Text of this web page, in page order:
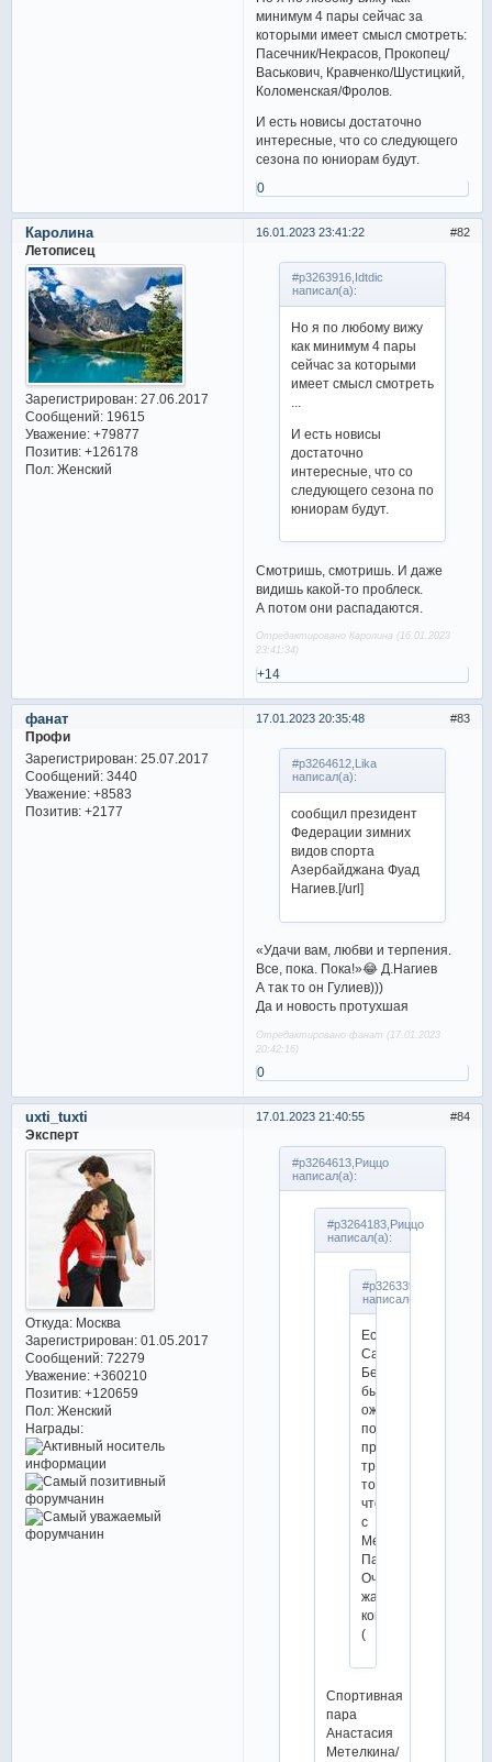
минимум 4 пары сейчас за
которыми имеет смысл смотреть:
Пасечник/Некрасов, Прокопец/
Васькович, Кравченко/Шустицкий,
Коломенская/Фролов.
И есть новисы достаточно
интересные, что со следующего
сезона по юниорам будут.
0
82
16.01.2023 23:41:22
Каролина
Летописец
Зарегистрирован: 27.06.2017
Сообщений:19615
Уважение: +79877
Позитив: +126178
Пол:Женский
#p3263916,Idtdic
написал(а):
Но я по любому вижу
как минимум 4 пары
сейчас за которыми
имеет смысл смотреть
И есть новисы
достаточно
интересные, что со
следующего сезона по
юниорам будут.
Смотришь, смотришь. И даже
видишь какой-то проблеск.
А потом они распадаются.
Отредактировано Каролина (16.01.2023
23:41:34)
+14
83
17.01.2023 20:35:48
фанат
Профи
Зарегистрирован: 25.07.2017
Сообщений:3440
Уважение: +8583
Позитив: +2177
#p3264612,Lika
написал(а):
сообщил президент
Федерации зимних
видов спорта
Азербайджана Фуад
Нагиев.[/url]
«Удачи вам, любви и терпения.
Все, пока. Пока!»😂 Д.Нагиев
А так то он Гулиев)))
Да и новость протухшая
Отредактировано фанат (17.01.2023
20:42:16)
0
84
17.01.2023 21:40:55
uxti_tuxti
Эксперт
Откуда:Москва
Зарегистрирован: 01.05.2017
Сообщений:72279
Уважение: +360210
Позитив: +120659
Пол:Женский
Награды:
#p3264613,Риццо
написал(а):
#p3264183,Риццо
написал(а):
#p3263398,Emmanuela
написал(а):
Если
Сафина-
Берулава
было
ожидаемо
по
причине
травмы,
то
что
с
Метёлкиной-
Паркманом?
Очень
жаль,
конечно
(
Спортивная
пара
Анастасия
Метелкина/